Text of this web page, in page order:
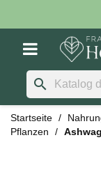
search
Startseite
Pflanzen